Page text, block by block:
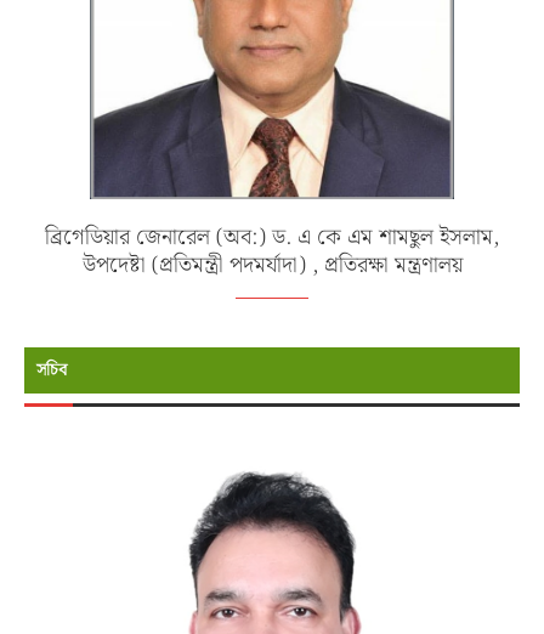
ব্রিগেডিয়ার জেনারেল (অব:) ড. এ কে এম শামছুল ইসলাম,
উপদেষ্টা (প্রতিমন্ত্রী পদমর্যাদা) , প্রতিরক্ষা মন্ত্রণালয়
সচিব